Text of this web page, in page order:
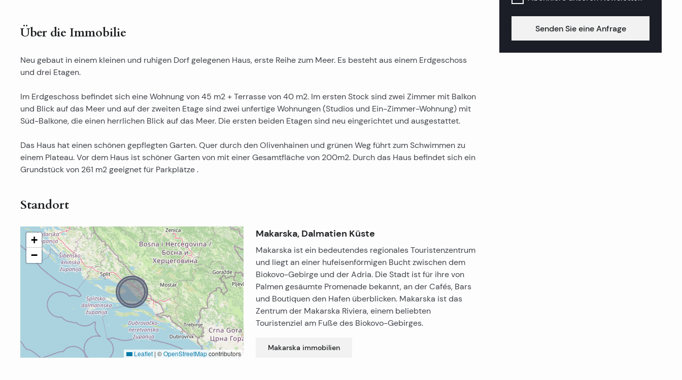
Über die Immobilie
Neu gebaut in einem kleinen und ruhigen Dorf gelegenen Haus, erste Reihe zum Meer. Es besteht aus einem Erdgeschoss
und drei Etagen.
Im Erdgeschoss befindet sich eine Wohnung von 45 m2 + Terrasse von 40 m2. Im ersten Stock sind zwei Zimmer mit Balkon
und Blick auf das Meer und auf der zweiten Etage sind zwei unfertige Wohnungen (Studios und Ein-Zimmer-Wohnung) mit
Süd-Balkone, die einen herrlichen Blick auf das Meer. Die ersten beiden Etagen sind neu eingerichtet und ausgestattet.
Das Haus hat einen schönen gepflegten Garten. Quer durch den Olivenhainen und grünen Weg führt zum Schwimmen zu
einem Plateau. Vor dem Haus ist schöner Garten von mit einer Gesamtfläche von 200m2. Durch das Haus befindet sich ein
Grundstück von 261 m2 geeignet für Parkplätze .
Standort
+
−
Leaflet | ©OpenStreetMapcontributors
Makarska, Dalmatien Küste
Makarska ist ein bedeutendes regionales Touristenzentrum
und liegt an einer hufeisenförmigen Bucht zwischen dem
Biokovo-Gebirge und der Adria. Die Stadt ist für ihre von
Palmen gesäumte Promenade bekannt, an der Cafés, Bars
und Boutiquen den Hafen überblicken. Makarska ist das
Zentrum der Makarska Riviera, einem beliebten
Touristenziel am Fuße des Biokovo-Gebirges.
Makarska immobilien
Senden Sie eine Anfrage